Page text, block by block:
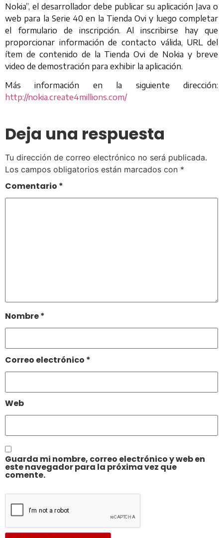
Nokia”, el desarrollador debe publicar su aplicación Java o
web para la Serie 40 en la Tienda Ovi y luego completar
el formulario de inscripción. Al inscribirse hay que
proporcionar información de contacto válida, URL del
ítem de contenido de la Tienda Ovi de Nokia y breve
video de demostración para exhibir la aplicación.
Más información en la siguiente dirección:
http://nokia.create4millions.com/
Deja una respuesta
Tu dirección de correo electrónico no será publicada.
Los campos obligatorios están marcados con *
Comentario *
Nombre*
Correo electrónico *
Web
Guarda mi nombre, correo electrónico y web en
este navegador para la próxima vez que
comente.